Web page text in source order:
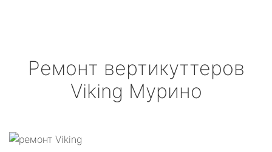
Ремонт вертикуттеров
Viking Мурино